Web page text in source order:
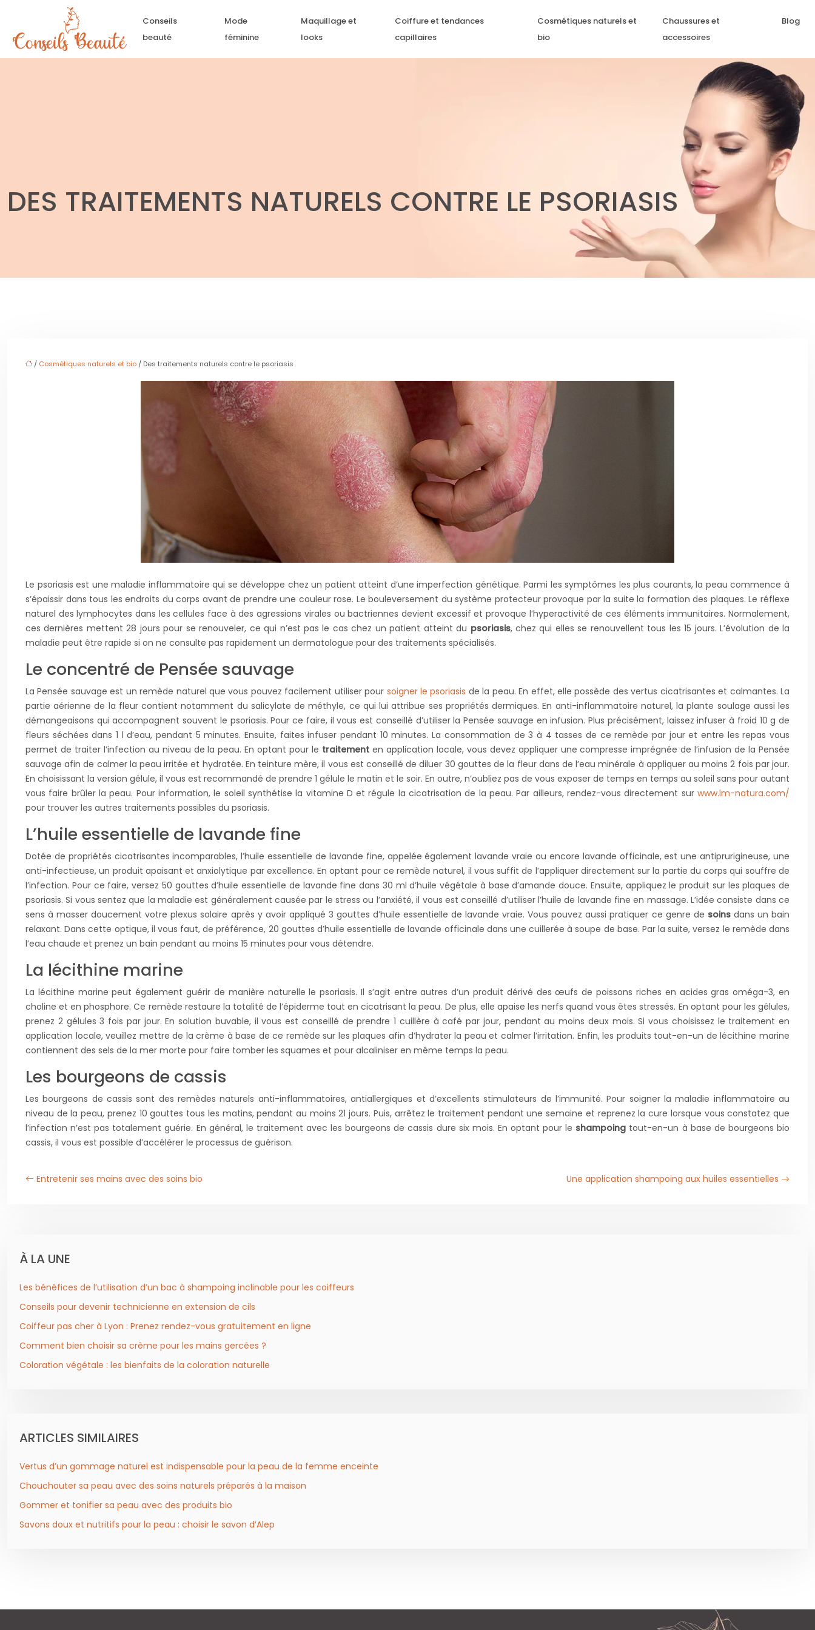
Conseils
beauté
Mode
féminine
Maquillage et
looks
Coiffure et tendances
capillaires
Cosmétiques naturels et
bio
Chaussures et
accessoires
Blog
DES TRAITEMENTS NATURELS CONTRE LE PSORIASIS
/ Cosmétiques naturels et bio / Des traitements naturels contre le psoriasis
Le psoriasis est une maladie inflammatoire qui se développe chez un patient atteint d’une imperfection génétique. Parmi les symptômes les plus courants, la peau commence à
s’épaissir dans tous les endroits du corps avant de prendre une couleur rose. Le bouleversement du système protecteur provoque par la suite la formation des plaques. Le réflexe
naturel des lymphocytes dans les cellules face à des agressions virales ou bactriennes devient excessif et provoque l’hyperactivité de ces éléments immunitaires. Normalement,
ces dernières mettent 28 jours pour se renouveler, ce qui n’est pas le cas chez un patient atteint du psoriasis, chez qui elles se renouvellent tous les 15 jours. L’évolution de la
maladie peut être rapide si on ne consulte pas rapidement un dermatologue pour des traitements spécialisés.
Le concentré de Pensée sauvage
La Pensée sauvage est un remède naturel que vous pouvez facilement utiliser pour soigner le psoriasis de la peau. En effet, elle possède des vertus cicatrisantes et calmantes. La
partie aérienne de la fleur contient notamment du salicylate de méthyle, ce qui lui attribue ses propriétés dermiques. En anti-inflammatoire naturel, la plante soulage aussi les
démangeaisons qui accompagnent souvent le psoriasis. Pour ce faire, il vous est conseillé d’utiliser la Pensée sauvage en infusion. Plus précisément, laissez infuser à froid 10 g de
fleurs séchées dans 1 l d’eau, pendant 5 minutes. Ensuite, faites infuser pendant 10 minutes. La consommation de 3 à 4 tasses de ce remède par jour et entre les repas vous
permet de traiter l’infection au niveau de la peau. En optant pour le traitement en application locale, vous devez appliquer une compresse imprégnée de l’infusion de la Pensée
sauvage afin de calmer la peau irritée et hydratée. En teinture mère, il vous est conseillé de diluer 30 gouttes de la fleur dans de l’eau minérale à appliquer au moins 2 fois par jour.
En choisissant la version gélule, il vous est recommandé de prendre 1 gélule le matin et le soir. En outre, n’oubliez pas de vous exposer de temps en temps au soleil sans pour autant
vous faire brûler la peau. Pour information, le soleil synthétise la vitamine D et régule la cicatrisation de la peau. Par ailleurs, rendez-vous directement sur www.lm-natura.com/
pour trouver les autres traitements possibles du psoriasis.
L’huile essentielle de lavande fine
Dotée de propriétés cicatrisantes incomparables, l’huile essentielle de lavande fine, appelée également lavande vraie ou encore lavande officinale, est une antiprurigineuse, une
anti-infectieuse, un produit apaisant et anxiolytique par excellence. En optant pour ce remède naturel, il vous suffit de l’appliquer directement sur la partie du corps qui souffre de
l’infection. Pour ce faire, versez 50 gouttes d’huile essentielle de lavande fine dans 30 ml d’huile végétale à base d’amande douce. Ensuite, appliquez le produit sur les plaques de
psoriasis. Si vous sentez que la maladie est généralement causée par le stress ou l’anxiété, il vous est conseillé d’utiliser l’huile de lavande fine en massage. L’idée consiste dans ce
sens à masser doucement votre plexus solaire après y avoir appliqué 3 gouttes d’huile essentielle de lavande vraie. Vous pouvez aussi pratiquer ce genre de soinsdans un bain
relaxant. Dans cette optique, il vous faut, de préférence, 20 gouttes d’huile essentielle de lavande officinale dans une cuillerée à soupe de base. Par la suite, versez le remède dans
l’eau chaude et prenez un bain pendant au moins 15 minutes pour vous détendre.
La lécithine marine
La lécithine marine peut également guérir de manière naturelle le psoriasis. Il s’agit entre autres d’un produit dérivé des œufs de poissons riches en acides gras oméga-3, en
choline et en phosphore. Ce remède restaure la totalité de l’épiderme tout en cicatrisant la peau. De plus, elle apaise les nerfs quand vous êtes stressés. En optant pour les gélules,
prenez 2 gélules 3 fois par jour. En solution buvable, il vous est conseillé de prendre 1 cuillère à café par jour, pendant au moins deux mois. Si vous choisissez le traitement en
application locale, veuillez mettre de la crème à base de ce remède sur les plaques afin d’hydrater la peau et calmer l’irritation. Enfin, les produits tout-en-un de lécithine marine
contiennent des sels de la mer morte pour faire tomber les squames et pour alcaliniser en même temps la peau.
Les bourgeons de cassis
Les bourgeons de cassis sont des remèdes naturels anti-inflammatoires, antiallergiques et d’excellents stimulateurs de l’immunité. Pour soigner la maladie inflammatoire au
niveau de la peau, prenez 10 gouttes tous les matins, pendant au moins 21 jours. Puis, arrêtez le traitement pendant une semaine et reprenez la cure lorsque vous constatez que
l’infection n’est pas totalement guérie. En général, le traitement avec les bourgeons de cassis dure six mois. En optant pour le shampoing tout-en-un à base de bourgeons bio
cassis, il vous est possible d’accélérer le processus de guérison.
Entretenir ses mains avec des soins bio Une application shampoing aux huiles essentielles
À LA UNE
Les bénéfices de l’utilisation d’un bac à shampoing inclinable pour les coiffeurs
Conseils pour devenir technicienne en extension de cils
Coiffeur pas cher à Lyon : Prenez rendez-vous gratuitement en ligne
Comment bien choisir sa crème pour les mains gercées ?
Coloration végétale : les bienfaits de la coloration naturelle
ARTICLES SIMILAIRES
Vertus d’un gommage naturel est indispensable pour la peau de la femme enceinte
Chouchouter sa peau avec des soins naturels préparés à la maison
Gommer et tonifier sa peau avec des produits bio
Savons doux et nutritifs pour la peau : choisir le savon d’Alep